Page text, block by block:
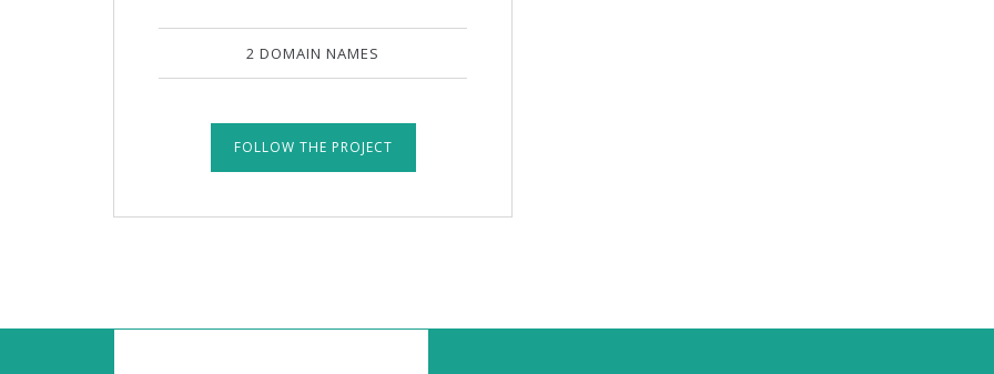
2 DOMAIN NAMES
FOLLOW THE PROJECT